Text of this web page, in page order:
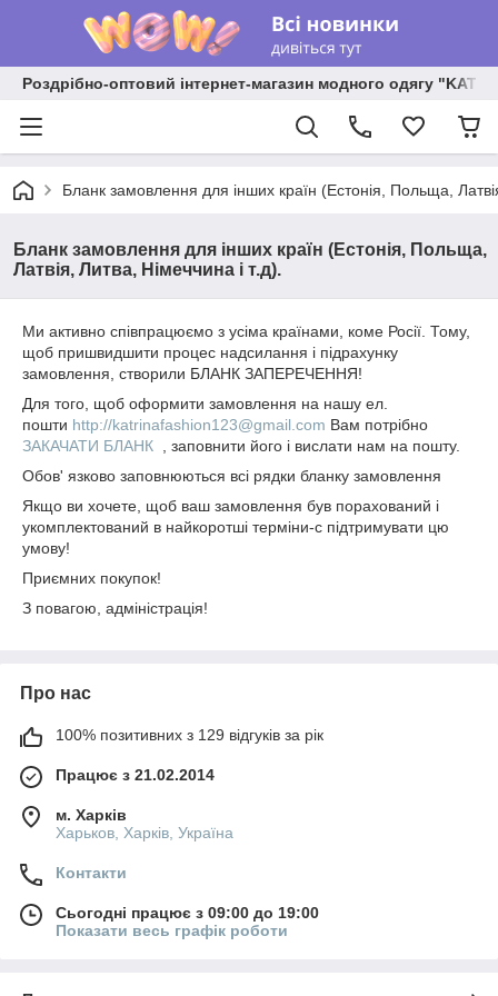
Роздрібно-оптовий інтернет-магазин модного одягу
Бланк замовлення для інших країн (Естонія, Польща,
Бланк замовлення для інших країн (Естонія, Польща,
Латвія, Литва, Німеччина і т.д).
Ми активно співпрацюємо з усіма країнами, коме Росії. Тому,
щоб пришвидшити процес надсилання і підрахунку
замовлення, створили БЛАНК ЗАПЕРЕЧЕННЯ!
Для того, щоб оформити замовлення на нашу ел.
пошти http://katrinafashion123@gmail.com Вам потрібно
ЗАКАЧАТИ БЛАНК , заповнити його і вислати нам на пошту.
Обов' язково заповнюються всі рядки бланку замовлення
Якщо ви хочете, щоб ваш замовлення був порахований і
укомплектований в найкоротші терміни-с підтримувати цю
умову!
Приємних покупок!
З повагою, адміністрація!
Про нас
100% позитивних з 129 відгуків за рік
Працює з 21.02.2014
м. Харків
Харьков, Харків, Україна
Контакти
Сьогодні працює з 09:00 до 19:00
Показати весь графік роботи